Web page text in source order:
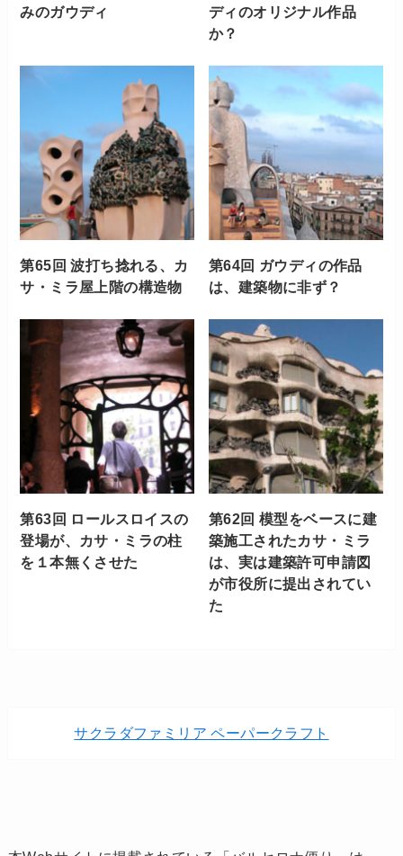
みのガウディ
ディのオリジナル作品
か？
第65回 波打ち捻れる、カ
サ・ミラ屋上階の構造物
第64回 ガウディの作品
は、建築物に非ず？
第63回 ロールスロイスの
登場が、カサ・ミラの柱
を１本無くさせた
第62回 模型をベースに建
築施工されたカサ・ミラ
は、実は建築許可申請図
が市役所に提出されてい
た
サクラダファミリア ペーパークラフト